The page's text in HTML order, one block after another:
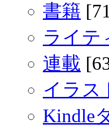
書籍
ライテ
連載
イラス
Kindle